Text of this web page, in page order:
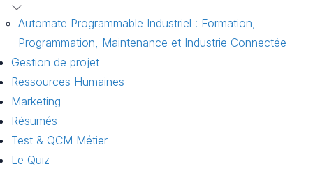
Automate Programmable Industriel : Formation,
Programmation, Maintenance et Industrie Connectée
Gestion de projet
Ressources Humaines
Marketing
Résumés
Test & QCM Métier
Le Quiz